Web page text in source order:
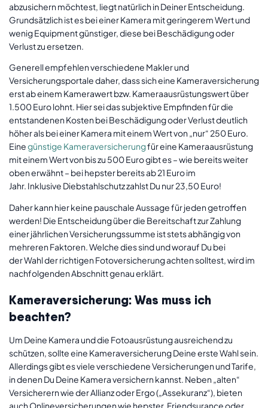
abzusichern möchtest, liegt natürlich in Deiner Entscheidung.
Grundsätzlich ist es bei einer Kamera mit geringerem Wert und
wenig Equipment günstiger, diese bei Beschädigung oder
Verlust zu ersetzen.
Generell empfehlen verschiedene Makler und
Versicherungsportale daher, dass sich eine Kameraversicherung
erst ab einem Kamerawert bzw. Kameraausrüstungswert über
1.500 Euro lohnt. Hier sei das subjektive Empfinden für die
entstandenen Kosten bei Beschädigung oder Verlust deutlich
höher als bei einer Kamera mit einem Wert von „nur“ 250 Euro.
Einegünstige Kameraversicherungfür eine Kameraausrüstung
mit einem Wert von bis zu 500 Euro gibt es – wie bereits weiter
oben erwähnt – bei hepster bereits ab 21 Euro im
Jahr. Inklusive Diebstahlschutz zahlst Du nur 23,50 Euro!
Daher kann hier keine pauschale Aussage für jeden getroffen
werden! Die Entscheidung über die Bereitschaft zur Zahlung
einer jährlichen Versicherungssumme ist stets abhängig von
mehreren Faktoren. Welche dies sind und worauf Du bei
der Wahl der richtigen Fotoversicherung achten solltest, wird im
nachfolgenden Abschnitt genau erklärt.
Kameraversicherung: Was muss ich
beachten?
Um Deine Kamera und die Fotoausrüstung ausreichend zu
schützen, sollte eine Kameraversicherung Deine erste Wahl sein.
Allerdings gibt es viele verschiedene Versicherungen und Tarife,
in denen Du Deine Kamera versichern kannst. Neben „alten“
Versicherern wie der Allianz oder Ergo („Assekuranz“), bieten
auch Onlineversicherungen wie hepster, Friendsurance oder